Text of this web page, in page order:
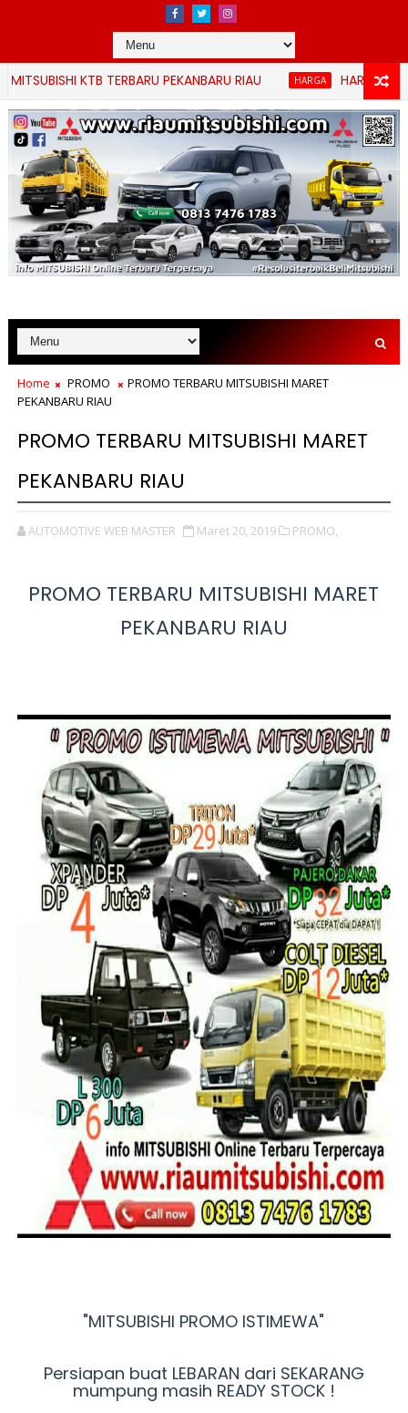
KTB TERBARU PEKANBARU RIAU HARGA HARGA TERBARU
Home PROMO
PROMO TERBARU MITSUBISHI MARET
PEKANBARU RIAU
PROMO TERBARU MITSUBISHI MARET
PEKANBARU RIAU
AUTOMOTIVE WEB MASTER Maret 20, 2019 PROMO,
PROMO TERBARU MITSUBISHI MARET
PEKANBARU RIAU
"MITSUBISHI PROMO ISTIMEWA"
Persiapan buat LEBARAN dari SEKARANG
mumpung masih READY STOCK !